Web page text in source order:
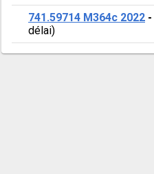
741.59714 M364c 2022 -
délai)